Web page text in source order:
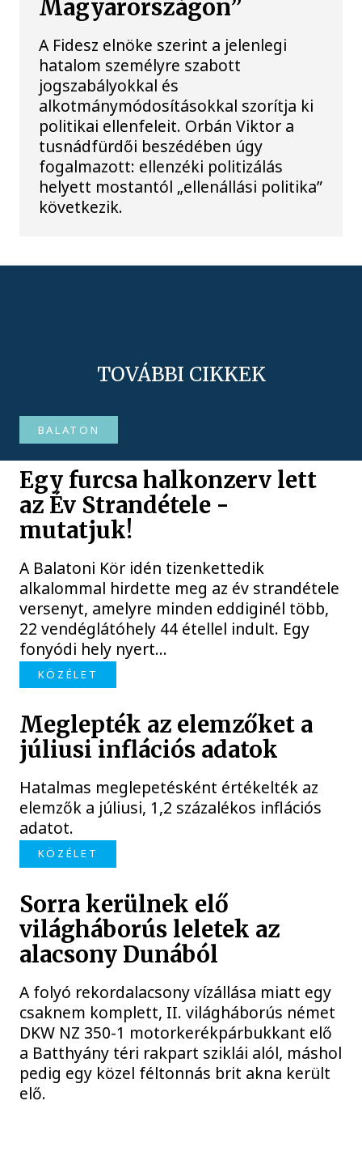
Magyarországon”
A Fidesz elnöke szerint a jelenlegi
hatalom személyre szabott
jogszabályokkal és
alkotmánymódosításokkal szorítja ki
politikai ellenfeleit. Orbán Viktor a
tusnádfürdői beszédében úgy
fogalmazott: ellenzéki politizálás
helyett mostantól „ellenállási politika”
következik.
TOVÁBBI CIKKEK
BALATON
Egy furcsa halkonzerv lett
az Év Strandétele -
mutatjuk!
A Balatoni Kör idén tizenkettedik
alkalommal hirdette meg az év strandétele
versenyt, amelyre minden eddiginél több,
22 vendéglátóhely 44 étellel indult. Egy
fonyódi hely nyert...
KÖZÉLET
Meglepték az elemzőket a
júliusi inflációs adatok
Hatalmas meglepetésként értékelték az
elemzők a júliusi, 1,2 százalékos inflációs
adatot.
KÖZÉLET
Sorra kerülnek elő
világháborús leletek az
alacsony Dunából
A folyó rekordalacsony vízállása miatt egy
csaknem komplett, II. világháborús német
DKW NZ 350-1 motorkerékpárbukkant elő
a Batthyány téri rakpart sziklái alól, máshol
pedig egy közel féltonnás brit akna került
elő.